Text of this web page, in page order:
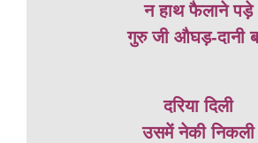
न हाथ फैलाने पड़े
गुरु जी औघड़-दानी
दरिया दिली
उसमें नेकी निकली